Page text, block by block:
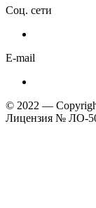
Соц. сети
E-mail
© 2022 —
Лицензия № ЛО-